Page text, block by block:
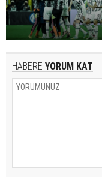
HABERE YORUM KAT